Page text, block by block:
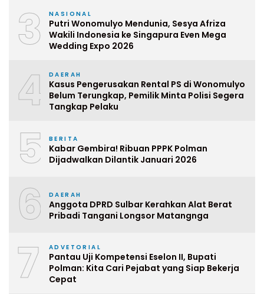
3 NASIONAL
Putri Wonomulyo Mendunia, Sesya Afriza
Wakili Indonesia ke Singapura Even Mega
Wedding Expo 2026
4 DAERAH
Kasus Pengerusakan Rental PS di Wonomulyo
Belum Terungkap, Pemilik Minta Polisi Segera
Tangkap Pelaku
5 BERITA
Kabar Gembira! Ribuan PPPK Polman
Dijadwalkan Dilantik Januari 2026
6 DAERAH
Anggota DPRD Sulbar Kerahkan Alat Berat
Pribadi Tangani Longsor Matangnga
7 ADVETORIAL
Pantau Uji Kompetensi Eselon II, Bupati
Polman: Kita Cari Pejabat yang Siap Bekerja
Cepat